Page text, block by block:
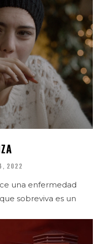
2022
una enfermedad
sobreviva es un